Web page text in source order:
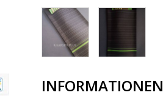
INFORMATIONEN